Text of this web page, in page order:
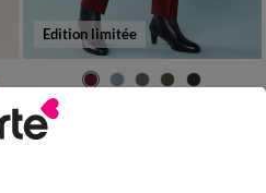
Edition limitée
36 38 40 42 44